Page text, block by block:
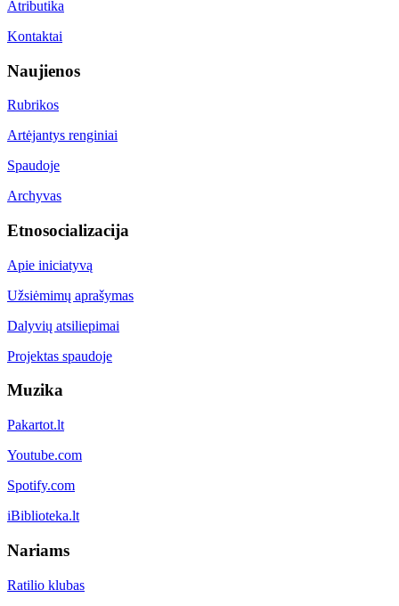
Atributika
Kontaktai
Naujienos
Rubrikos
Artėjantys renginiai
Spaudoje
Archyvas
Etnosocializacija
Apie iniciatyvą
Užsiėmimų aprašymas
Dalyvių atsiliepimai
Projektas spaudoje
Muzika
Pakartot.lt
Youtube.com
Spotify.com
iBiblioteka.lt
Nariams
Ratilio klubas